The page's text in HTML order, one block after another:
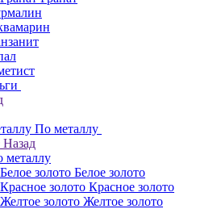
По металлу
Назад
металлу
Белое золото
Красное золото
Желтое золото